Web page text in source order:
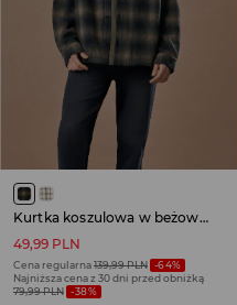
Kurtka koszulowa w beżowo-brązową kratę
49,99 PLN
Cena regularna139,99 PLN -64%
Najniższa cena z 30 dni przed obniżką
79,99 PLN -38%